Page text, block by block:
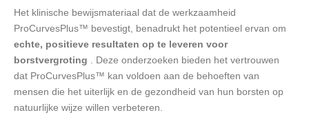
Het klinische bewijsmateriaal dat de werkzaamheid
ProCurvesPlus™ bevestigt, benadrukt het potentieel ervan om
echte, positieve resultaten op te leveren voor
borstvergroting . Deze onderzoeken bieden het vertrouwen
dat ProCurvesPlus™ kan voldoen aan de behoeften van
mensen die het uiterlijk en de gezondheid van hun borsten op
natuurlijke wijze willen verbeteren.